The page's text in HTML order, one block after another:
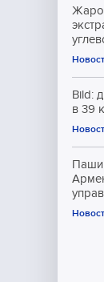
Bild:
в 39